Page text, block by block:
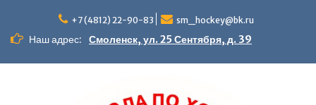
+7 (4812) 22-90-83 sm_hockey@bk.ru
Наш адрес: Смоленск, ул. 25 Сентября, д. 39